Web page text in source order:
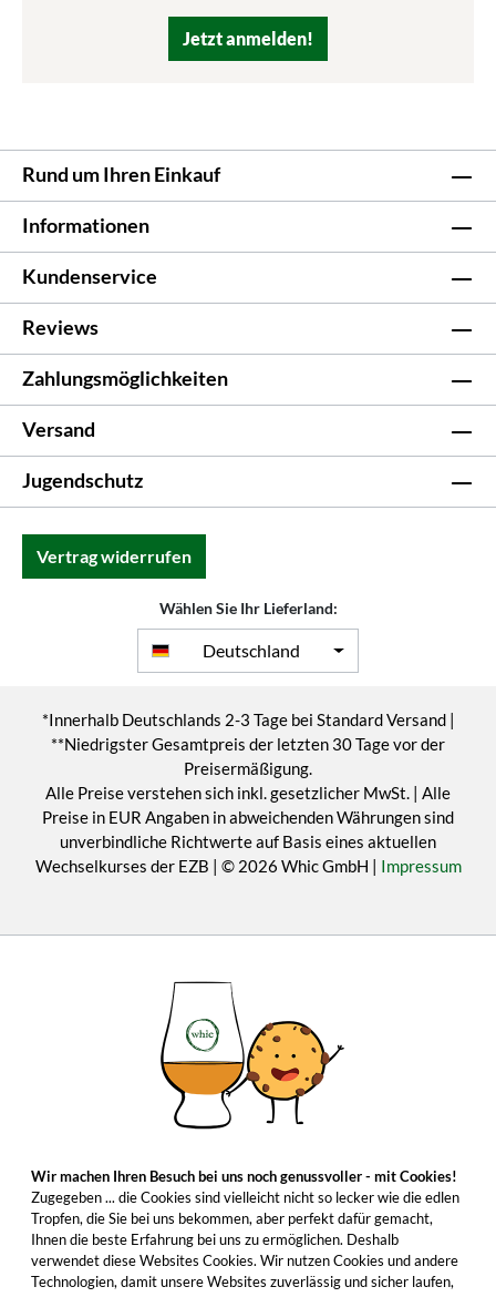
Jetzt anmelden!
Rund um Ihren Einkauf
Informationen
Kundenservice
Reviews
Zahlungsmöglichkeiten
Versand
Jugendschutz
Vertrag widerrufen
Wählen Sie Ihr Lieferland:
Deutschland
*Innerhalb Deutschlands 2-3 Tage bei Standard Versand |
**Niedrigster Gesamtpreis der letzten 30 Tage vor der
Preisermäßigung.
Alle Preise verstehen sich inkl. gesetzlicher MwSt. | Alle
Preise in EUR Angaben in abweichenden Währungen sind
unverbindliche Richtwerte auf Basis eines aktuellen
Wechselkurses der EZB | © 2026 Whic GmbH | Impressum
Wir machen Ihren Besuch bei uns noch genussvoller - mit Cookies!
Zugegeben ... die Cookies sind vielleicht nicht so lecker wie die edlen
Tropfen, die Sie bei uns bekommen, aber perfekt dafür gemacht,
Ihnen die beste Erfahrung bei uns zu ermöglichen. Deshalb
verwendet diese Websites Cookies. Wir nutzen Cookies und andere
Technologien, damit unsere Websites zuverlässig und sicher laufen,